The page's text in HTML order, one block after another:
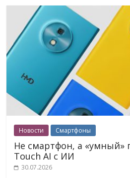
Новости Смартфоны
Не смартфон, а «умный»
Touch AI с ИИ
30.07.2026